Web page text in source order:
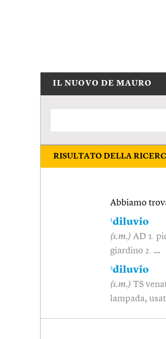
IL NUOVO DE MAURO
RISULTATO DELLA
Abbiamo
1diluvio
(s.m.) AD 1.
giardino 2. …
2diluvio
(s.m.) TS
lampada,